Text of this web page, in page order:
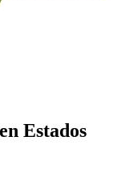
Estados